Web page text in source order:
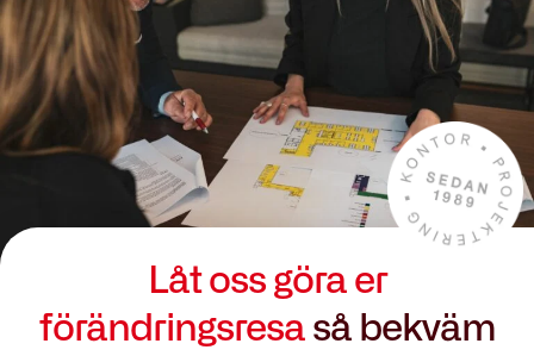
Låt oss göra er
förändringsresa så bekväm